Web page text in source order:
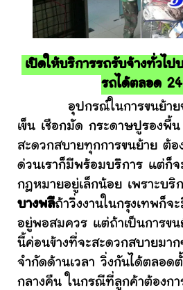
เปิดให้บริการรถรับจ้างทั่วไ
รถได้ตลอด
อุปกรณ์ในการขนย้ายขอ
เข็น เชือกมัด กระดาษปูรองพื้
สะดวกสบายทุกการขนย้าย ต้อ
ด่วนเราก็มีพร้อมบริการ แต่ก็จ
กฎหมายอยู่เล็กน้อย เพราะบริ
บางพลีถ้าวิ่งงานในกรุงเทพก็จ
อยู่พอสมควร แต่ถ้าเป็นการขน
นี้ค่อนข้างที่จะสะดวกสบายมาก
จำกัดด้านเวลา วิ่งกันได้ตลอด
กลางคืน ในกรณีที่ลูกค้าต้องก